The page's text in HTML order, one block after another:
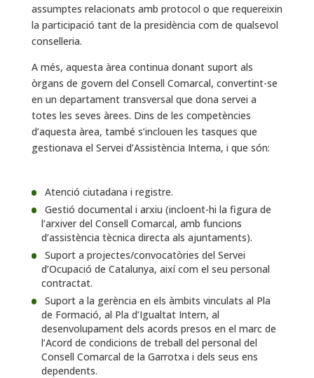
assumptes relacionats amb protocol o que requereixin
la participació tant de la presidència com de qualsevol
conselleria.
A més, aquesta àrea continua donant suport als
òrgans de govern del Consell Comarcal, convertint-se
en un departament transversal que dona servei a
totes les seves àrees. Dins de les competències
d’aquesta àrea, també s’inclouen les tasques que
gestionava el Servei d’Assistència Interna, i que són:
Atenció ciutadana i registre.
Gestió documental i arxiu (incloent-hi la figura de
l’arxiver del Consell Comarcal, amb funcions
d’assistència tècnica directa als ajuntaments).
Suport a projectes/convocatòries del Servei
d’Ocupació de Catalunya, així com el seu personal
contractat.
Suport a la gerència en els àmbits vinculats al Pla
de Formació, al Pla d’Igualtat Intern, al
desenvolupament dels acords presos en el marc de
l’Acord de condicions de treball del personal del
Consell Comarcal de la Garrotxa i dels seus ens
dependents.